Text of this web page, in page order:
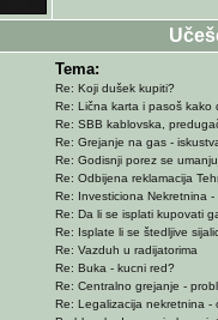
Tema:
Re: Koji dušek kupiti?
Re: Lična karta i pasoš kako
Re: SBB kablovska,
Re: Grejanje na gas -
Re: Godisnji porez se
Re: Odbijena reklamacija
Re: Investiciona Nekretnina -
Re: Da li se isplati kupovati
Re: Isplate li se štedljive
Re: Vazduh u radijatorima
Re: Buka - kucni red?
Re: Centralno grejanje -
Re: Legalizacija nekretnina -